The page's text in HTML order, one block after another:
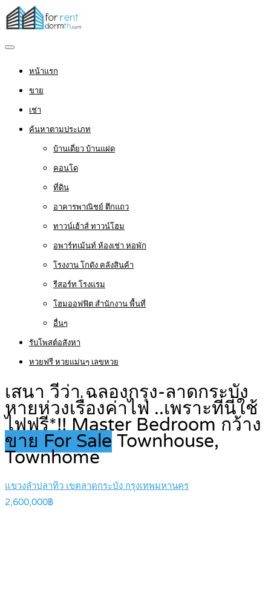
หน้าแรก
ขาย
เช่า
ค้นหาตามประเภท
บ้านเดี่ยว บ้านแฝด
คอนโด
ที่ดิน
อาคารพาณิชย์ ตึกแถว
ทาวน์เฮ้าส์ ทาวน์โฮม
อพาร์ทเม้นท์ ห้องเช่า หอพัก
โรงงาน โกดัง คลังสินค้า
รีสอร์ท โรงแรม
โฮมออฟฟิต สำนักงาน พื้นที่
อื่นๆ
รับโพสต์อสังหา
หวยฟรี หวยแม่นๆ เลขหวย
เสนา วีว่า ฉลองกรุง-ลาดกระบัง
หายห่วงเรื่องค่าไฟ ..เพราะที่นี่ใช้
ไฟฟรี*!! Master Bedroom กว้าง
ขาย For Sale Townhouse,
Townhome
แขวงลำปลาทิว เขตลาดกระบัง กรุงเทพมหานคร
2,600,000฿